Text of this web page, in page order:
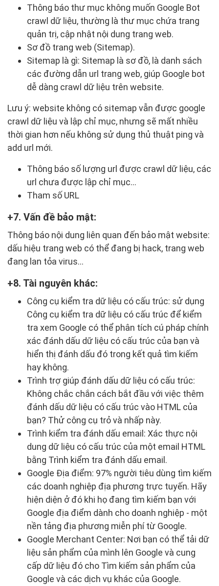
Thông báo thư mục không muốn Google Bot
crawl dữ liệu, thường là thư mục chứa trang
quản trị, cập nhật nội dung trang web.
Sơ đồ trang web (Sitemap).
Sitemap là gì: Sitemap là sơ đồ, là danh sách
các đường dẫn url trang web, giúp Google bot
dễ dàng crawl dữ liệu trên website.
Lưu ý: website không có sitemap vẫn được google
crawl dữ liệu và lập chỉ mục, nhưng sẽ mất nhiều
thời gian hơn nếu không sử dụng thủ thuật ping và
add url mới.
Thông báo số lượng url được crawl dữ liệu, các
url chưa được lập chỉ mục…
Tham số URL
7. Vấn đề bảo mật:
Thông báo nội dung liên quan đến bảo mật website:
dấu hiệu trang web có thể đang bị hack, trang web
đang lan tỏa virus…
8. Tài nguyên khác:
Công cụ kiểm tra dữ liệu có cấu trúc: sử dụng
Công cụ kiểm tra dữ liệu có cấu trúc để kiểm
tra xem Google có thể phân tích cú pháp chính
xác đánh dấu dữ liệu có cấu trúc của bạn và
hiển thị đánh dấu đó trong kết quả tìm kiếm
hay không.
Trình trợ giúp đánh dấu dữ liệu có cấu trúc:
Không chắc chắn cách bắt đầu với việc thêm
đánh dấu dữ liệu có cấu trúc vào HTML của
bạn? Thử công cụ trỏ và nhấp này.
Trình kiểm tra đánh dấu email: Xác thực nội
dung dữ liệu có cấu trúc của một email HTML
bằng Trình kiểm tra đánh dấu email.
Google Địa điểm: 97% người tiêu dùng tìm kiếm
các doanh nghiệp địa phương trực tuyến. Hãy
hiện diện ở đó khi họ đang tìm kiếm bạn với
Google địa điểm dành cho doanh nghiệp - một
nền tảng địa phương miễn phí từ Google.
Google Merchant Center: Nơi bạn có thể tải dữ
liệu sản phẩm của mình lên Google và cung
cấp dữ liệu đó cho Tìm kiếm sản phẩm của
Google và các dịch vụ khác của Google.